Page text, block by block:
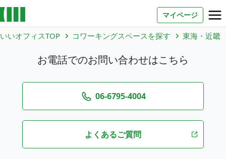
マイページ
いいオフィス（コワーキングスペース）
いいオフィスTOP コワーキングスペースを探す 東海・近畿
お電話でのお問い合わせはこちら
06-6795-4004
よくあるご質問